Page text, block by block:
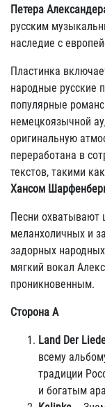
Петера
русским
наследие с
Пластинка
народные русские
популярные
немецкоязычной
оригинальную
переработана в
текстов, такими как
Хансом
Песни охватывают
меланхоличных и
задорных
мягкий вокал
проникновенным.
Сторона A
Land Der
всему
традиции
и богатым